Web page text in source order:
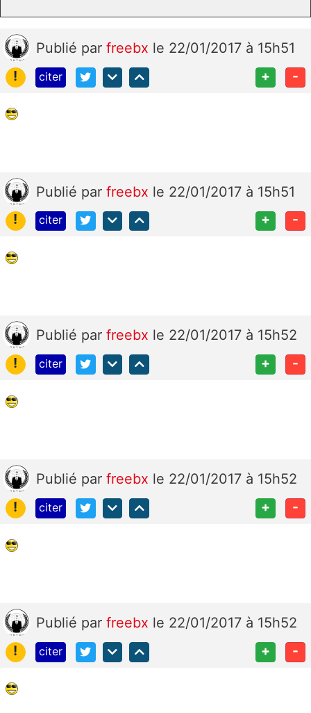
Publié par freebx le 22/01/2017 à 15h51
!
citer + -
Publié par freebx le 22/01/2017 à 15h51
!
citer + -
Publié par freebx le 22/01/2017 à 15h52
!
citer + -
Publié par freebx le 22/01/2017 à 15h52
!
citer + -
Publié par freebx le 22/01/2017 à 15h52
!
citer + -